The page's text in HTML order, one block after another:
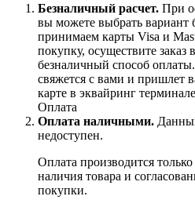
Безналичный расчет. При
вы можете выбрать
принимаем карты Visa и
покупку, осуществите заказ
безналичный способ
свяжется с вами и пришлет
карте в эквайринг
Оплата
Оплата наличными.
недоступен.
Оплата производится
наличия товара и
покупки.